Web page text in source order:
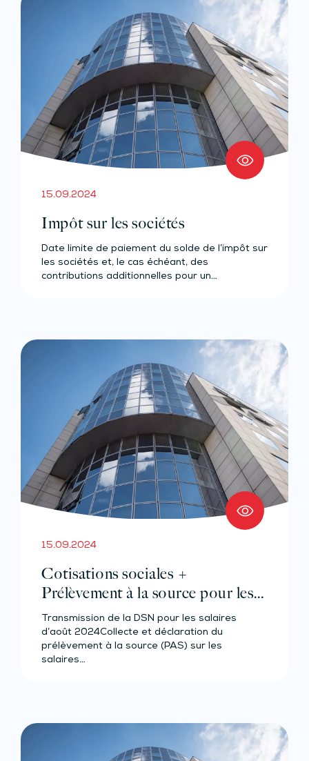
15.09.2024
Impôt sur les sociétés
Date limite de paiement du solde de l’impôt sur
les sociétés et, le cas échéant, des
contributions additionnelles pour un…
15.09.2024
Cotisations sociales +
Prélèvement à la source pour les
salariés et assimilés (effectif de 10
salariés au plus)
Transmission de la DSN pour les salaires
d’août 2024Collecte et déclaration du
prélèvement à la source (PAS) sur les
salaires…